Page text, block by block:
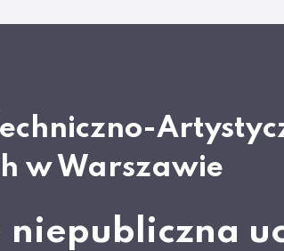
w Warszawie
niepubliczna